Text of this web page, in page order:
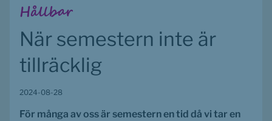
Hållbar
När semestern inte är
tillräcklig
2024-08-28
För många av oss är semestern en tid då vi tar en